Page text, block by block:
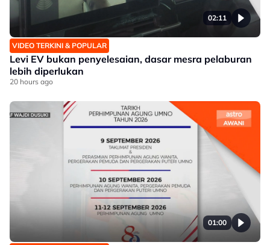
02:11
VIDEO TERKINI & POPULAR
Levi EV bukan penyelesaian, dasar mesra pelaburan
lebih diperlukan
20 hours ago
01:00